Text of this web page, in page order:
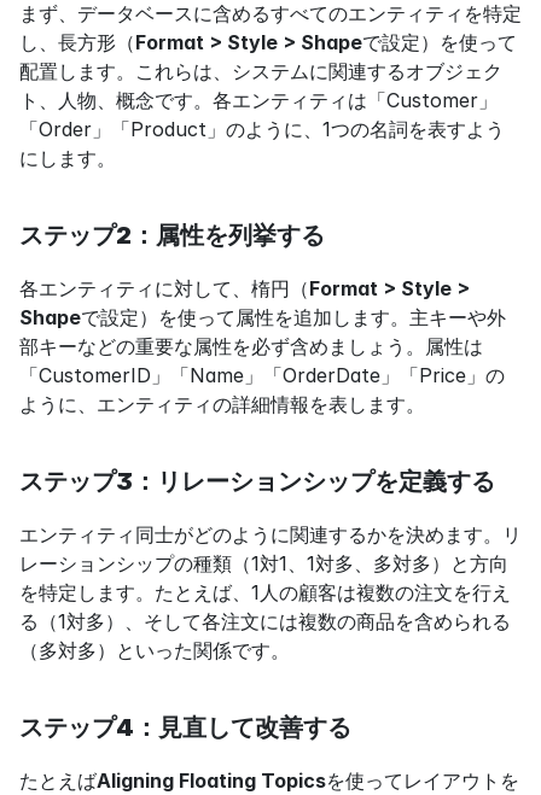
まず、データベースに含めるすべてのエンティティを特定
し、長方形（Format > Style > Shapeで設定）を使って
配置します。これらは、システムに関連するオブジェク
ト、人物、概念です。各エンティティは「Customer」
「Order」「Product」のように、1つの名詞を表すよう
にします。
ステップ2：属性を列挙する
各エンティティに対して、楕円（Format > Style >
Shapeで設定）を使って属性を追加します。主キーや外
部キーなどの重要な属性を必ず含めましょう。属性は
「CustomerID」「Name」「OrderDate」「Price」の
ように、エンティティの詳細情報を表します。
ステップ3：リレーションシップを定義する
エンティティ同士がどのように関連するかを決めます。リ
レーションシップの種類（1対1、1対多、多対多）と方向
を特定します。たとえば、1人の顧客は複数の注文を行え
る（1対多）、そして各注文には複数の商品を含められる
（多対多）といった関係です。
ステップ4：見直して改善する
たとえばAligning Floating Topicsを使ってレイアウトを